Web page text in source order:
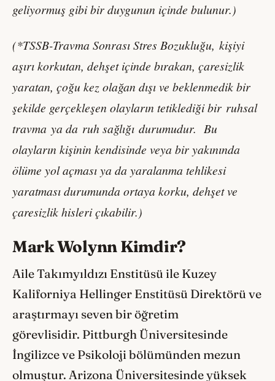
geliyormuş gibi bir duygunun içinde bulunur.)
(*TSSB-Travma Sonrası Stres Bozukluğu, kişiyi
aşırı korkutan, dehşet içinde bırakan, çaresizlik
yaratan, çoğu kez olağan dışı ve beklenmedik bir
şekilde gerçekleşen olayların tetiklediği bir ruhsal
travma ya da ruh sağlığı durumudur. Bu
olayların kişinin kendisinde veya bir yakınında
ölüme yol açması ya da yaralanma tehlikesi
yaratması durumunda ortaya korku, dehşet ve
çaresizlik hisleri çıkabilir.)
Mark Wolynn Kimdir?
Aile Takımyıldızı Enstitüsü ile Kuzey
Kaliforniya Hellinger Enstitüsü Direktörü ve
araştırmayı seven bir öğretim
görevlisidir. Pittburgh Üniversitesinde
İngilizce ve Psikoloji bölümünden mezun
olmuştur. Arizona Üniversitesinde yüksek